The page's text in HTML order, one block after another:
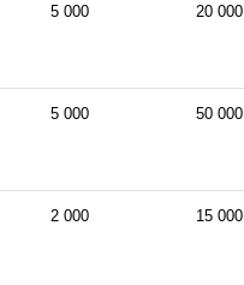
5 000 20 000
5 000 50 000
2 000 15 000